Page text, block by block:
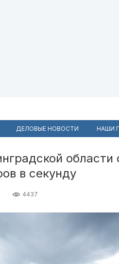
ДЕЛОВЫЕ НОВОСТИ НАШИ
в секунду
4437